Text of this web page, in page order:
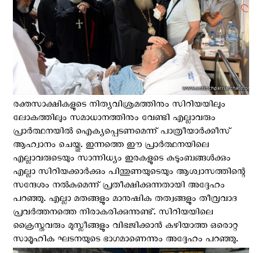
രക്തസാക്ഷികളുടെ നിത്യവിശ്രമത്തിനും സിറിയയിലും
ലോകത്തിലും സമാധാനത്തിനും വേണ്ടി എല്ലാവരും
പ്രാർത്ഥനയിൽ ഐക്യപ്പെടണമെന്ന് പാത്രീയാര്‍ക്കീസ്
ആഹ്വാനം ചെയ്തു. ഇന്നത്തെ ഈ പ്രാർത്ഥനയിലെ
എല്ലാവരുടെയും സാന്നിധ്യം ഇരകളുടെ കുടുംബങ്ങൾക്കും
എല്ലാ സിറിയക്കാർക്കും പിന്തുണയുടെയും ആശ്വാസത്തിന്റെ
സന്ദേശം നൽകുമെന്ന് പ്രതീക്ഷിക്കുന്നതായി അദ്ദേഹം
പറഞ്ഞു. എല്ലാ മതങ്ങളും മാനുഷിക തത്വങ്ങളും തീവ്രവാദ
പ്രവർത്തനത്തെ നിരാകരിക്കുന്നുണ്ട്. സിറിയയിലെ
ക്രൈസ്തവരും മുസ്ലീങ്ങളും വിഭജിക്കാന്‍ കഴിയാത്ത ഒരൊറ്റ
സാമൂഹിക ഘടനയുടെ ഭാഗമാണെന്നും അദ്ദേഹം പറഞ്ഞു.